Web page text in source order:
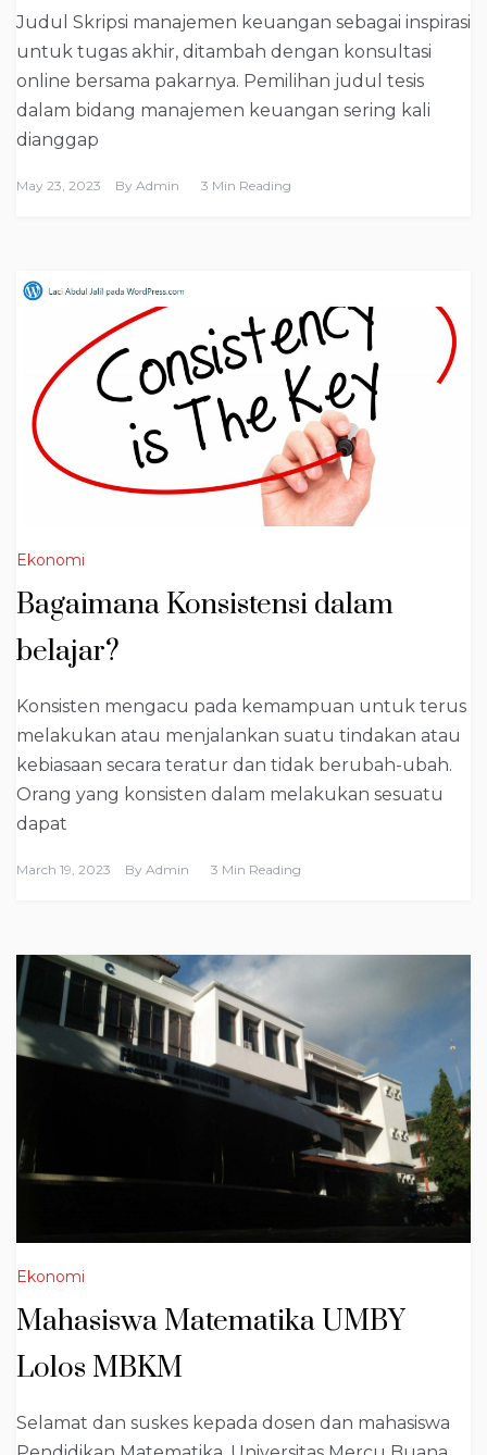
Judul Skripsi manajemen keuangan sebagai inspirasi
untuk tugas akhir, ditambah dengan konsultasi
online bersama pakarnya. Pemilihan judul tesis
dalam bidang manajemen keuangan sering kali
dianggap
May 23, 2023 By Admin 3 Min Reading
Ekonomi
Bagaimana Konsistensi dalam
belajar?
Konsisten mengacu pada kemampuan untuk terus
melakukan atau menjalankan suatu tindakan atau
kebiasaan secara teratur dan tidak berubah-ubah.
Orang yang konsisten dalam melakukan sesuatu
dapat
March 19, 2023 By Admin 3 Min Reading
Ekonomi
Mahasiswa Matematika UMBY
Lolos MBKM
Selamat dan suskes kepada dosen dan mahasiswa